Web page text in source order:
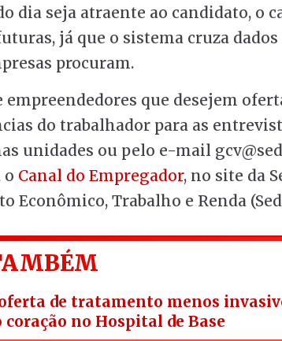
dia seja atraente ao candidato, o
já que o sistema cruza
procuram.
empreendedores que desejem
do trabalhador para as
unidades ou pelo e-mail
o Canal do Empregador, no site da
Econômico, Trabalho e Renda
de tratamento menos
no Hospital de Base